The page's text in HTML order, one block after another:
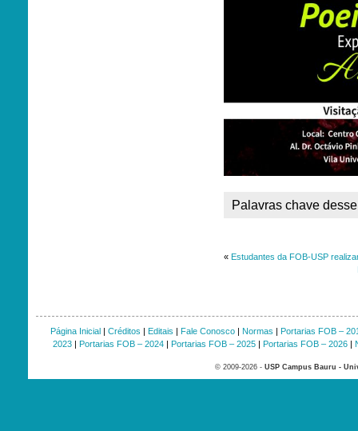
Palavras chave
« Estudantes da FOB-USP
Página Inicial| Créditos | Editais | Fale Conosco| Normas | Portarias FOB –
2023| Portarias FOB – 2024| Portarias FOB – 2025| Portarias FOB – 2026|
© 2009-2026 - USP Campus Bauru -